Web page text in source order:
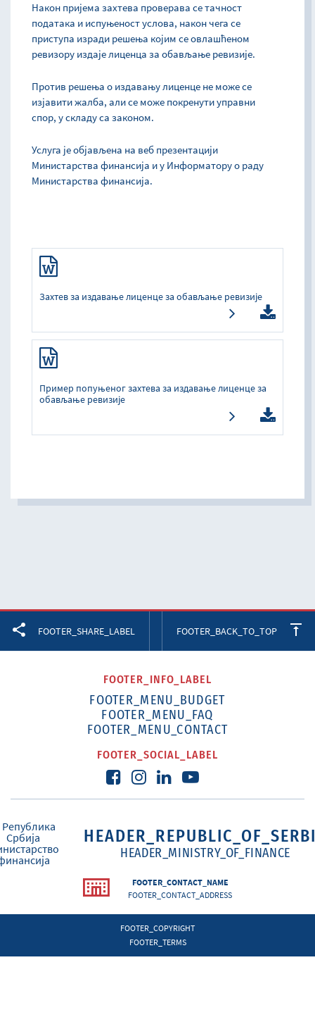
Након пријема захтева проверава се тачност
података и испуњеност услова, након чега се
приступа изради решења којим се овлашћеном
ревизору издаје лиценца за обављање ревизије.
Против решења о издавању лиценце не може се
изјавити жалба, али се може покренути управни
спор, у складу са законом.
Услуга је објављена на веб презентацији
Министарства финансија и у Информатору о раду
Министарства финансија.
Захтев за издавање лиценце за обављање ревизије
Пример попуњеног захтева за издавање лиценце за
обављање ревизије
FOOTER_SHARE_LABEL FOOTER_BACK_TO_TOP
FOOTER_INFO_LABEL
FOOTER_MENU_BUDGET
FOOTER_MENU_FAQ
FOOTER_MENU_CONTACT
FOOTER_SOCIAL_LABEL
HEADER_MINISTRY_OF_FINANCE
FOOTER_CONTACT_NAME
FOOTER_CONTACT_ADDRESS
FOOTER_COPYRIGHT
FOOTER_TERMS